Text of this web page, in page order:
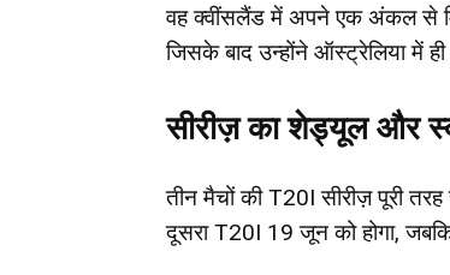
वह क्वींसलैंड में अपने एक अंकल से
जिसके बाद उन्होंने ऑस्ट्रेलिया में
सीरीज़ का शेड्यूल और
तीन मैचों की T20I सीरीज़ पूरी
दूसरा T20I 19 जून को होगा,